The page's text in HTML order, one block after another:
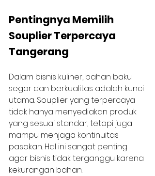
Pentingnya Memilih
Souplier Terpercaya
Tangerang
Dalam bisnis kuliner, bahan baku
segar dan berkualitas adalah kunci
utama. Souplier yang terpercaya
tidak hanya menyediakan produk
yang sesuai standar, tetapi juga
mampu menjaga kontinuitas
pasokan. Hal ini sangat penting
agar bisnis tidak terganggu karena
kekurangan bahan.